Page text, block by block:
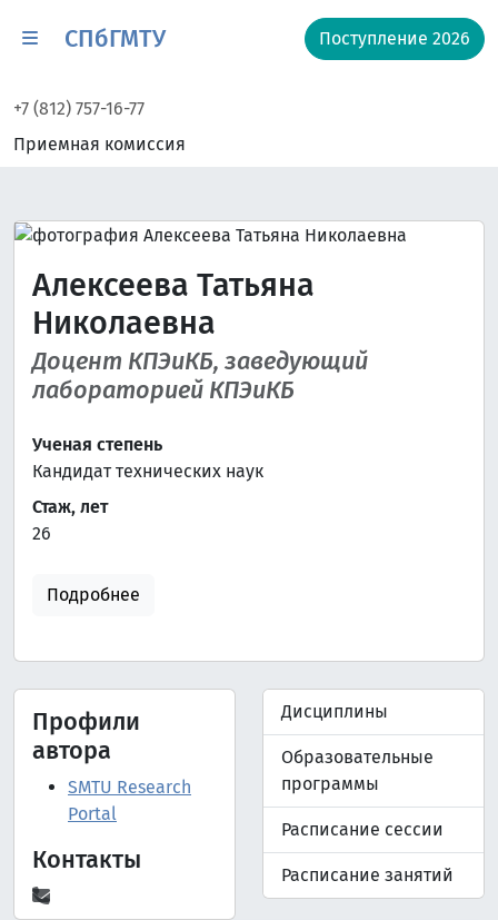
СПбГМТУ Поступление 2026
+7 (812) 757-16-77
Приемная комиссия
Алексеева Татьяна
Николаевна
Доцент КПЭиКБ, заведующий
лабораторией КПЭиКБ
Ученая степень
Кандидат технических наук
Стаж, лет
26
Подробнее
Профили
автора
SMTU Research
Portal
Контакты
Дисциплины
Образовательные
программы
Расписание сессии
Расписание занятий